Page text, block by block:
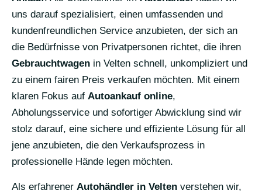
uns darauf spezialisiert, einen umfassenden und
kundenfreundlichen Service anzubieten, der sich an
die Bedürfnisse von Privatpersonen richtet, die ihren
Gebrauchtwagen in Velten schnell, unkompliziert und
zu einem fairen Preis verkaufen möchten. Mit einem
klaren Fokus auf Autoankauf online,
Abholungsservice und sofortiger Abwicklung sind wir
stolz darauf, eine sichere und effiziente Lösung für all
jene anzubieten, die den Verkaufsprozess in
professionelle Hände legen möchten.
Als erfahrener Autohändler in Velten verstehen wir,